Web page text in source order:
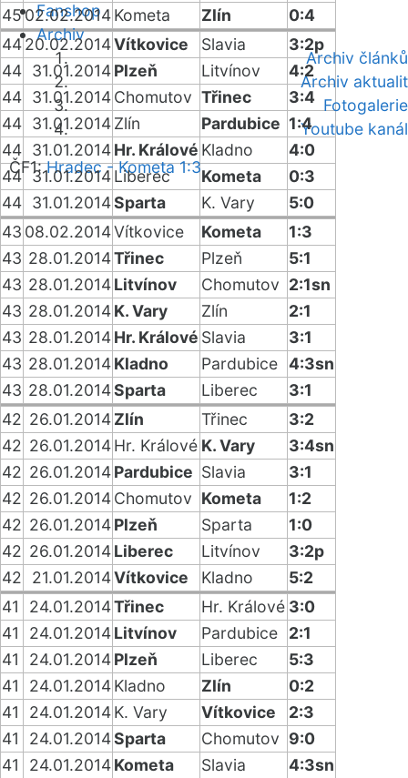
Fanshop
Archiv
Archiv článků
Archiv aktualit
Fotogalerie
Youtube kanál
ČF1:Hradec - Kometa 1:3
4502.02.2014Kometa Zlín
0:4
4420.02.2014Vítkovice Slavia
3:2p
44 31.01.2014Plzeň Litvínov
4:2
44 31.01.2014Chomutov Třinec
3:4
44 31.01.2014Zlín Pardubice 1:4
44 31.01.2014Hr. Králové Kladno
4:0
44 31.01.2014Liberec Kometa
0:3
44 31.01.2014Sparta K. Vary
5:0
43 08.02.2014Vítkovice Kometa
1:3
43 28.01.2014Třinec Plzeň
5:1
43 28.01.2014Litvínov Chomutov 2:1sn
43 28.01.2014K. Vary Zlín
2:1
43 28.01.2014Hr. Králové Slavia
3:1
43 28.01.2014Kladno Pardubice 4:3sn
43 28.01.2014Sparta Liberec
3:1
42 26.01.2014Zlín Třinec
3:2
42 26.01.2014Hr. Králové K. Vary
3:4sn
42 26.01.2014Pardubice Slavia
3:1
42 26.01.2014Chomutov Kometa
1:2
42 26.01.2014Plzeň Sparta
1:0
42 26.01.2014Liberec Litvínov
3:2p
42
21.01.2014Vítkovice Kladno
5:2
41
24.01.2014Třinec Hr. Králové 3:0
41
24.01.2014Litvínov Pardubice
2:1
41
24.01.2014Plzeň Liberec
5:3
41
24.01.2014Kladno Zlín
0:2
41
24.01.2014K. Vary Vítkovice
2:3
41
24.01.2014Sparta Chomutov 9:0
41
24.01.2014Kometa Slavia 4:3sn